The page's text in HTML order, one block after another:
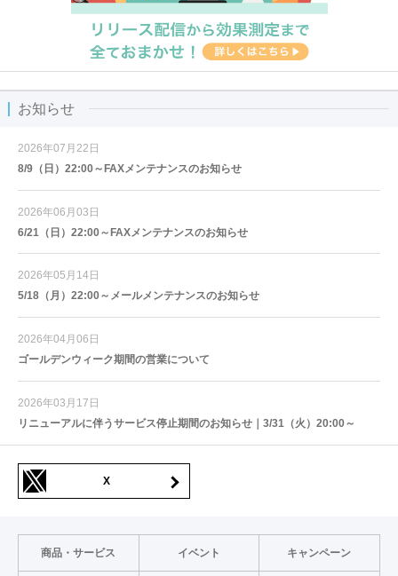
お知らせ
2026年07月22日
8/9（日）22:00～FAXメンテナンスのお知らせ
2026年06月03日
6/21（日）22:00～FAXメンテナンスのお知らせ
2026年05月14日
5/18（月）22:00～メールメンテナンスのお知らせ
2026年04月06日
ゴールデンウィーク期間の営業について
2026年03月17日
リニューアルに伴うサービス停止期間のお知らせ｜3/31（火）20:00～
X
商品・サービス イベント キャンペーン